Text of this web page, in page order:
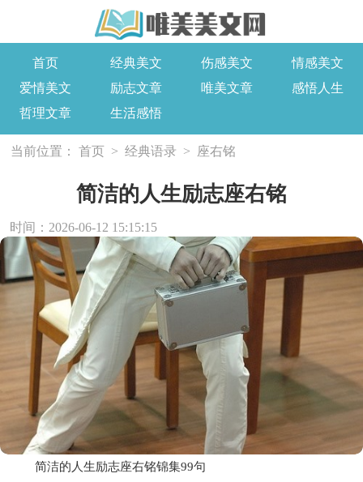
首页 经典美文 伤感美文
情感美文
爱情美文
励志文章 唯美文章
感悟人生
哲理文章
生活感悟
当前位置： 首页 > 经典语录 > 座右铭
简洁的人生励志座右铭
时间：2026-06-12 15:15:15
简洁的人生励志座右铭锦集99句